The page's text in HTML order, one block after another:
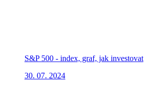
S&P 500 - index, graf, jak investovat
30. 07. 2024